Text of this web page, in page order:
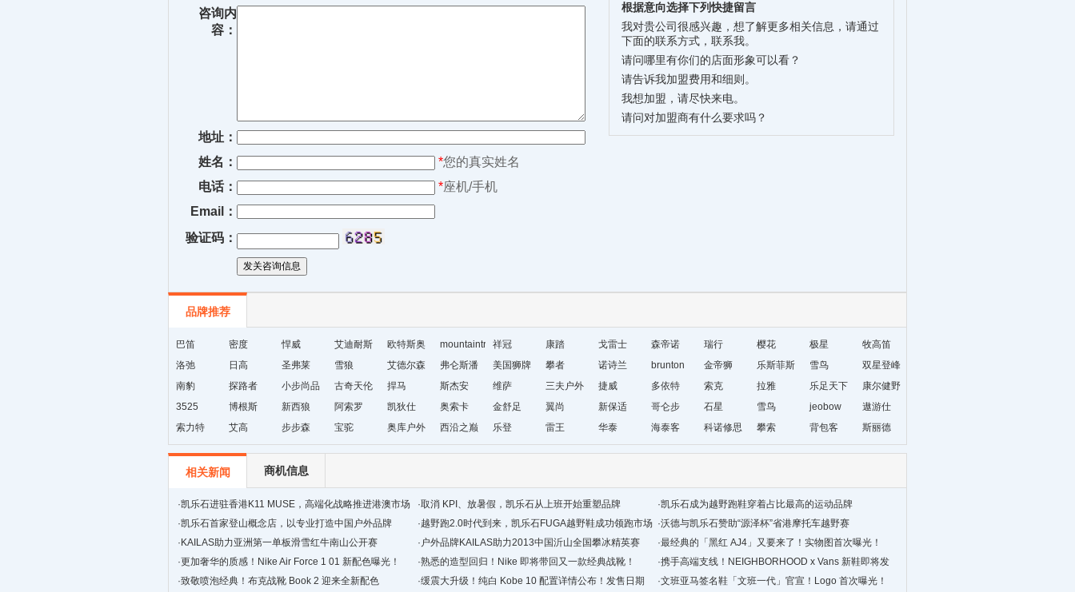
咨询内
容：
地址：
姓名：
*您的真实姓名
电话：
*座机/手机
Email：
验证码：
根据意向选择下列快捷留言
我对贵公司很感兴趣，想了解更多相关信息，请通过
下面的联系方式，联系我。
请问哪里有你们的店面形象可以看？
请告诉我加盟费用和细则。
我想加盟，请尽快来电。
请问对加盟商有什么要求吗？
品牌推荐
巴笛 密度 悍威 艾迪耐斯
欧特斯奥
威
mountaintrip祥冠 康踏 戈雷士 森帝诺 瑞行 樱花 极星
牧高笛
洛弛
日高 圣弗莱 雪狼 艾德尔森 弗仑斯潘 美国狮牌 攀者 诺诗兰 brunton 金帝狮 乐斯菲斯 雪鸟
双星登峰
南豹
探路者 小步尚品 古奇天伦 捍马 斯杰安 维萨 三夫户外 捷威 多依特 索克 拉雅 乐足天下
康尔健野
3525
博根斯 新西狼 阿索罗 凯狄仕 奥索卡 金舒足 翼尚 新保适 哥仑步 石星 雪鸟 jeobow
遨游仕
索力特
艾高 步步森 宝驼
奥库户外
运动
西沿之巅 乐登 雷王 华泰 海泰客 科诺修思 攀索 背包客 斯丽德
相关新闻 商机信息
·凯乐石进驻香港K11 MUSE，高端化战略推进港澳市场 ·取消 KPI、放暑假，凯乐石从上班开始重塑品牌 ·凯乐石成为越野跑鞋穿着占比最高的运动品牌
·凯乐石首家登山概念店，以专业打造中国户外品牌 ·越野跑2.0时代到来，凯乐石FUGA越野鞋成功领跑市场 ·沃德与凯乐石赞助“源泽杯”省港摩托车越野赛
· KAILAS助力亚洲第一单板滑雪红牛南山公开赛 · 户外品牌KAILAS助力2013中国沂山全国攀冰精英赛 ·最经典的「黑红 AJ4」又要来了！实物图首次曝光！
·更加奢华的质感！Nike Air Force 1 01 新配色曝光！ ·熟悉的造型回归！Nike 即将带回又一款经典战靴！ ·携手高端支线！NEIGHBORHOOD x Vans 新鞋即将发
售
·致敬喷泡经典！布克战靴 Book 2 迎来全新配色 ·缓震大升级！纯白 Kobe 10 配置详情公布！发售日期 ·文班亚马签名鞋「文班一代」官宣！Logo 首次曝光！